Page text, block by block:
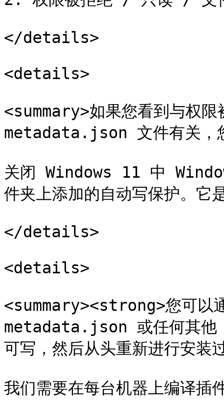
</details>
<details>
<summary>如果您看到与权
metadata.json 文件有关，
关闭 Windows 11 中
件夹上添加的自动写保护。它
</details>
<details>
<summary><strong>您可
metadata.json 或任何其他
可写，然后从头重新进行安
我们需要在每台机器上编译插